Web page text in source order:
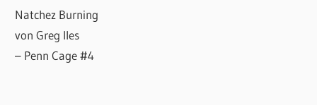
Natchez Burning
von Greg Iles
– Penn Cage #4